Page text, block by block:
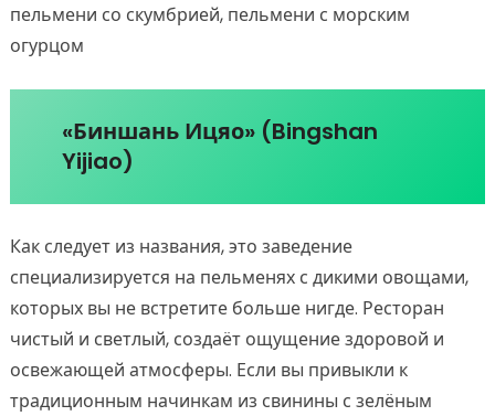
пельмени со скумбрией, пельмени с морским
огурцом
«Биншань Ицяо» (Bingshan
Yijiao)
Как следует из названия, это заведение
специализируется на пельменях с дикими овощами,
которых вы не встретите больше нигде. Ресторан
чистый и светлый, создаёт ощущение здоровой и
освежающей атмосферы. Если вы привыкли к
традиционным начинкам из свинины с зелёным